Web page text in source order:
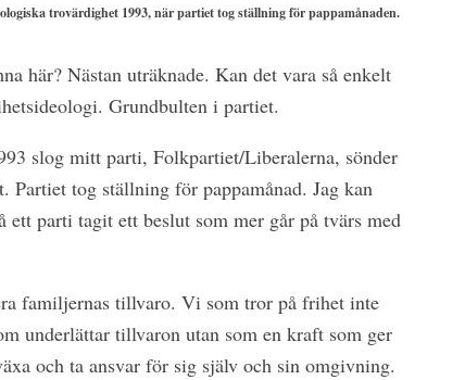
trovärdighet 1993, när partiet tog ställning för pappamånaden.
här? Nästan uträknade. Kan det vara så enkelt
Grundbulten i partiet.
slog mitt parti, Folkpartiet/Liberalerna, sönder
Partiet tog ställning för pappamånad. Jag kan
parti tagit ett beslut som mer går på tvärs med
familjernas tillvaro. Vi som tror på frihet inte
underlättar tillvaron utan som en kraft som ger
och ta ansvar för sig själv och sin omgivning.